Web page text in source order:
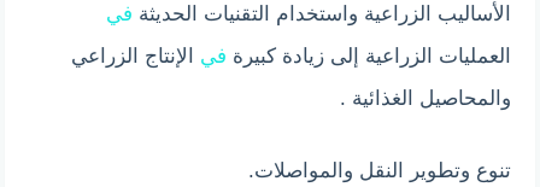
الأساليب الزراعية واستخدام التقنيات الحديثة في
العمليات الزراعية إلى زيادة كبيرة في الإنتاج الزراعي
والمحاصيل الغذائية .
تنوع وتطوير النقل والمواصلات.